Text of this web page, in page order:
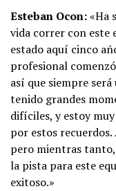
Esteban Ocon:«Ha
vida correr con este
estado aquí cinco
profesional
así que siempre
tenido grandes
difíciles, y estoy
por estos
pero mientras
la pista para este
exitoso.»